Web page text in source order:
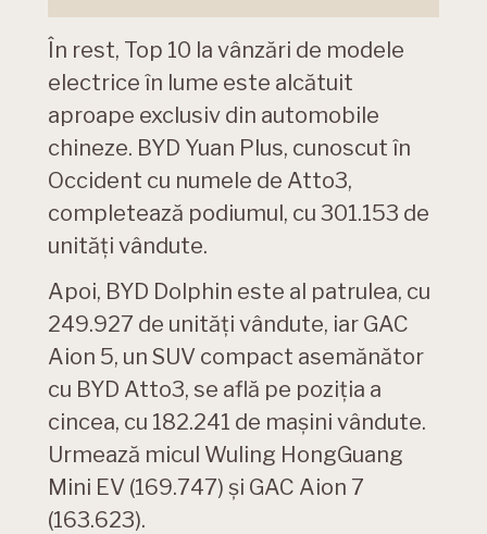
În rest, Top 10 la vânzări de modele
electrice în lume este alcătuit
aproape exclusiv din automobile
chineze. BYD Yuan Plus, cunoscut în
Occident cu numele de Atto3,
completează podiumul, cu 301.153 de
unități vândute.
Apoi, BYD Dolphin este al patrulea, cu
249.927 de unități vândute, iar GAC
Aion 5, un SUV compact asemănător
cu BYD Atto3, se află pe poziția a
cincea, cu 182.241 de mașini vândute.
Urmează micul Wuling HongGuang
Mini EV (169.747) și GAC Aion 7
(163.623).